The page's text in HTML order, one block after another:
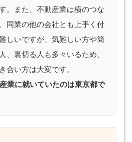
。また、不動産業は横のつな
同業の他の会社とも上手く付
しいですが、気難しい方や簡
、裏切る人も多々いるため、
合い方は大変です。
業に就いていたのは東京都で